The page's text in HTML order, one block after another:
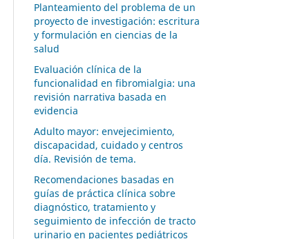
Planteamiento del problema de un
proyecto de investigación: escritura
y formulación en ciencias de la
salud
Evaluación clínica de la
funcionalidad en fibromialgia: una
revisión narrativa basada en
evidencia
Adulto mayor: envejecimiento,
discapacidad, cuidado y centros
día. Revisión de tema.
Recomendaciones basadas en
guías de práctica clínica sobre
diagnóstico, tratamiento y
seguimiento de infección de tracto
urinario en pacientes pediátricos